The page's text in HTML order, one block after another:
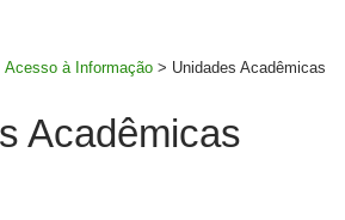
Acesso à Informação > Unidades Acadêmicas
Acadêmicas